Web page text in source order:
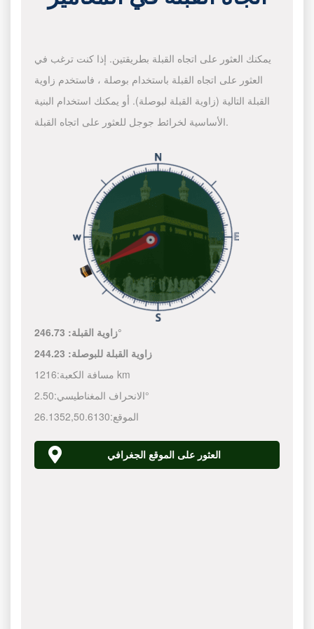
يمكنك العثور على اتجاه القبلة بطريقتين. إذا كنت ترغب في
العثور على اتجاه القبلة باستخدام بوصلة ، فاستخدم زاوية
القبلة التالية (زاوية القبلة لبوصلة). أو يمكنك استخدام البنية
الأساسية لخرائط جوجل للعثور على اتجاه القبلة.
زاوية القبلة:246.73°
زاوية القبلة للبوصلة: 244.23
مسافة الكعبة: 1216 km
الانحراف المغناطيسي:2.50°
الموقع:
26.1352,50.6130
العثور على الموقع الجغرافي